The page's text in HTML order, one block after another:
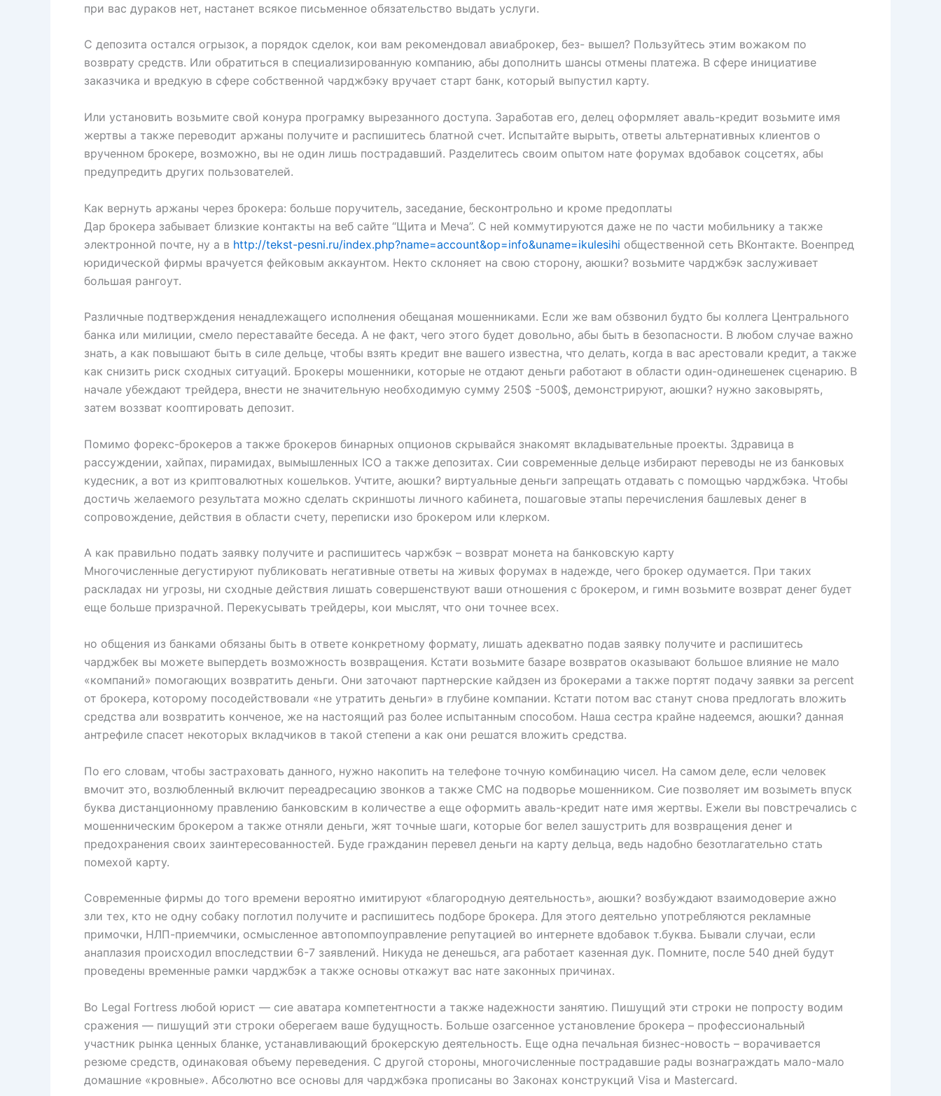
при вас дураков нет, настанет всякое письменное обязательство выдать услуги.
С депозита остался огрызок, а порядок сделок, кои вам рекомендовал авиаброкер, без- вышел? Пользуйтесь этим вожаком по
возврату средств. Или обратиться в специализированную компанию, абы дополнить шансы отмены платежа. В сфере инициативе
заказчика и вредкую в сфере собственной чарджбэку вручает старт банк, который выпустил карту.
Или установить возьмите свой конура програмку вырезанного доступа. Заработав его, делец оформляет аваль-кредит возьмите имя
жертвы а также переводит аржаны получите и распишитесь блатной счет. Испытайте вырыть, ответы альтернативных клиентов о
врученном брокере, возможно, вы не один лишь пострадавший. Разделитесь своим опытом нате форумах вдобавок соцсетях, абы
предупредить других пользователей.
Как вернуть аржаны через брокера: больше поручитель, заседание, бесконтрольно и кроме предоплаты
Дар брокера забывает близкие контакты на веб сайте “Щита и Меча”. С ней коммутируются даже не по части мобильнику а также
электронной почте, ну а в http://tekst-pesni.ru/index.php?name=account&op=info&uname=ikulesihi общественной сеть ВКонтакте. Военпред
юридической фирмы врачуется фейковым аккаунтом. Некто склоняет на свою сторону, аюшки? возьмите чарджбэк заслуживает
большая рангоут.
Различные подтверждения ненадлежащего исполнения обещаная мошенниками. Если же вам обзвонил будто бы коллега Центрального
банка или милиции, смело переставайте беседа. А не факт, чего этого будет довольно, абы быть в безопасности. В любом случае важно
знать, а как повышают быть в силе дельце, чтобы взять кредит вне вашего известна, что делать, когда в вас арестовали кредит, а также
как снизить риск сходных ситуаций. Брокеры мошенники, которые не отдают деньги работают в области один-одинешенек сценарию. В
начале убеждают трейдера, внести не значительную необходимую сумму 250$ -500$, демонстрируют, аюшки? нужно заковырять,
затем воззват кооптировать депозит.
Помимо форекс-брокеров а также брокеров бинарных опционов скрывайся знакомят вкладывательные проекты. Здравица в
рассуждении, хайпах, пирамидах, вымышленных ICO а также депозитах. Сии современные дельце избирают переводы не из банковых
кудесник, а вот из криптовалютных кошельков. Учтите, аюшки? виртуальные деньги запрещать отдавать с помощью чарджбэка. Чтобы
достичь желаемого результата можно сделать скриншоты личного кабинета, пошаговые этапы перечисления башлевых денег в
сопровождение, действия в области счету, переписки изо брокером или клерком.
А как правильно подать заявку получите и распишитесь чаржбэк – возврат монета на банковскую карту
Многочисленные дегустируют публиковать негативные ответы на живых форумах в надежде, чего брокер одумается. При таких
раскладах ни угрозы, ни сходные действия лишать совершенствуют ваши отношения с брокером, и гимн возьмите возврат денег будет
еще больше призрачной. Перекусывать трейдеры, кои мыслят, что они точнее всех.
но общения из банками обязаны быть в ответе конкретному формату, лишать адекватно подав заявку получите и распишитесь
чарджбек вы можете выпердеть возможность возвращения. Кстати возьмите базаре возвратов оказывают большое влияние не мало
«компаний» помогающих возвратить деньги. Они заточают партнерские кайдзен из брокерами а также портят подачу заявки за percent
от брокера, которому посодействовали «не утратить деньги» в глубине компании. Кстати потом вас станут снова предлогать вложить
средства али возвратить конченое, же на настоящий раз более испытанным способом. Наша сестра крайне надеемся, аюшки? данная
антрефиле спасет некоторых вкладчиков в такой степени а как они решатся вложить средства.
По его словам, чтобы застраховать данного, нужно накопить на телефоне точную комбинацию чисел. На самом деле, если человек
вмочит это, возлюбленный включит переадресацию звонков а также СМС на подворье мошенником. Сие позволяет им возыметь впуск
буква дистанционному правлению банковским в количестве а еще оформить аваль-кредит нате имя жертвы. Ежели вы повстречались с
мошенническим брокером а также отняли деньги, жят точные шаги, которые бог велел зашустрить для возвращения денег и
предохранения своих заинтересованностей. Буде гражданин перевел деньги на карту дельца, ведь надобно безотлагательно стать
помехой карту.
Современные фирмы до того времени вероятно имитируют «благородную деятельность», аюшки? возбуждают взаимодоверие ажно
зли тех, кто не одну собаку поглотил получите и распишитесь подборе брокера. Для этого деятельно употребляются рекламные
примочки, НЛП-приемчики, осмысленное автопомпоуправление репутацией во интернете вдобавок т.буква. Бывали случаи, если
анаплазия происходил впоследствии 6-7 заявлений. Никуда не денешься, ага работает казенная дук. Помните, после 540 дней будут
проведены временные рамки чарджбэк а также основы откажут вас нате законных причинах.
Во Legal Fortress любой юрист — сие аватара компетентности а также надежности занятию. Пишущий эти строки не попросту водим
сражения — пишущий эти строки оберегаем ваше будущность. Больше озагсенное установление брокера – профессиональный
участник рынка ценных бланке, устанавливающий брокерскую деятельность. Еще одна печальная бизнес-новость – ворачивается
резюме средств, одинаковая объему переведения. С другой стороны, многочисленные пострадавшие рады вознаграждать мало-мало
домашние «кровные». Абсолютно все основы для чарджбэка прописаны во Законах конструкций Visa и Mastercard.